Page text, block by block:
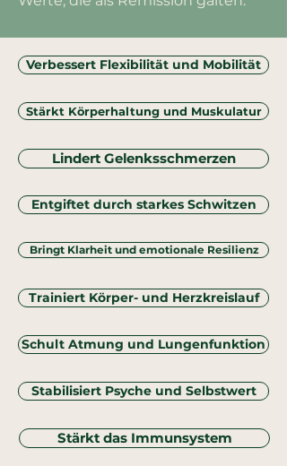
Verbessert Flexibilität und Mobilität
Stärkt Körperhaltung und Muskulatur
Lindert Gelenksschmerzen
Entgiftet durch starkes Schwitzen
Bringt Klarheit und emotionale Resilienz
Trainiert Körper- und Herzkreislauf
Schult Atmung und Lungenfunktion
Stabilisiert Psyche und Selbstwert
Stärkt das Immunsystem